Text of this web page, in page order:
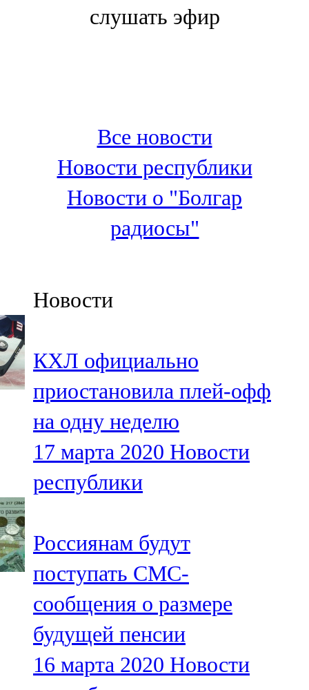
100,3 FM
Зәй
106,6 FM
Кадыбаш
105,2 FM
91,5 FM
106,1 FM
Кама тамагы
71,51 FM
Кукмара
107,9 FM
102,1 FM
Мамадыш
106,2 FM
Минзәлә
107,3 FM
слушать эфир
Все новости
Новости республики
Новости о "Болгар
радиосы"
Новости
КХЛ официально
приостановила плей-офф
на одну неделю
17 марта 2020 Новости
республики
Россиянам будут
поступать СМС-
сообщения о размере
будущей пенсии
16 марта 2020 Новости